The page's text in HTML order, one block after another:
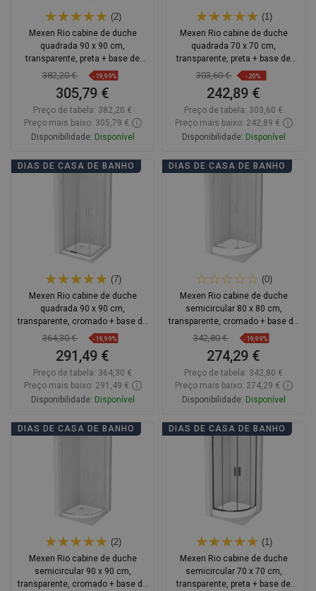
(2)
Mexen Rio cabine de duche
quadrada 90 x 90 cm,
transparente, preta + base de
duche, branca - 860-090-090-70-
382,20 € -19,99%
305,79 €
Preço de tabela: 382,20 €
Preço mais baixo: 305,79 €
Disponibilidade: Disponível
Adicionar
(1)
Mexen Rio cabine de duche
quadrada 70 x 70 cm,
transparente, preta + base de
duche, branca - 860-070-070-70-
303,60 € -20%
242,89 €
Preço de tabela: 303,60 €
Preço mais baixo: 242,89 €
Disponibilidade: Disponível
Adicionar
DIAS DE CASA DE BANHO
(7)
Mexen Rio cabine de duche
quadrada 90 x 90 cm,
transparente, cromado + base de
duche Flat, branco - 860-090-090-
364,30 € -19,99%
291,49 €
Preço de tabela: 364,30 €
Preço mais baixo: 291,49 €
Disponibilidade: Disponível
Adicionar
DIAS DE CASA DE BANHO
(0)
Mexen Rio cabine de duche
semicircular 80 x 80 cm,
transparente, cromado + base de
duche, branco - 863-080-080-01-
342,80 € -19,99%
274,29 €
Preço de tabela: 342,80 €
Preço mais baixo: 274,29 €
Disponibilidade: Disponível
Adicionar
DIAS DE CASA DE BANHO
(2)
Mexen Rio cabine de duche
semicircular 90 x 90 cm,
transparente, cromado + base de
DIAS DE CASA DE BANHO
(1)
Mexen Rio cabine de duche
semicircular 70 x 70 cm,
transparente, preta + base de